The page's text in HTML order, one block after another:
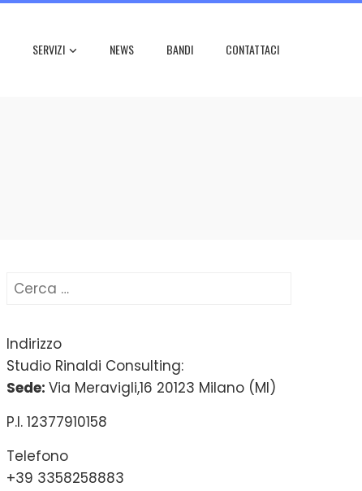
SERVIZI NEWS BANDI CONTATTACI
Ricerca
Indirizzo
Studio Rinaldi Consulting:
Sede: Via Meravigli,16 20123 Milano (MI)
P.I. 12377910158
Telefono
+39 3358258883